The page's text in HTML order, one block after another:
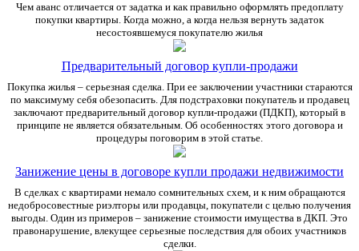
Чем аванс отличается от задатка и как правильно оформлять предоплату
покупки квартиры. Когда можно, а когда нельзя вернуть задаток
несостоявшемуся покупателю жилья
Предварительный договор купли-продажи
Покупка жилья – серьезная сделка. При ее заключении участники стараются
по максимуму себя обезопасить. Для подстраховки покупатель и продавец
заключают предварительный договор купли-продажи (ПДКП), который в
принципе не является обязательным. Об особенностях этого договора и
процедуры поговорим в этой статье.
Занижение цены в договоре купли продажи недвижимости
В сделках с квартирами немало сомнительных схем, и к ним обращаются
недобросовестные риэлторы или продавцы, покупатели с целью получения
выгоды. Один из примеров – занижение стоимости имущества в ДКП. Это
правонарушение, влекущее серьезные последствия для обоих участников
сделки.